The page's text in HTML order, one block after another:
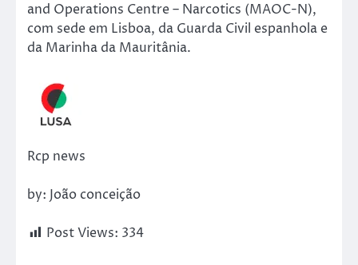
and Operations Centre – Narcotics (MAOC-N),
com sede em Lisboa, da Guarda Civil espanhola e
da Marinha da Mauritânia.
Rcp news
by: João conceição
Post Views: 334